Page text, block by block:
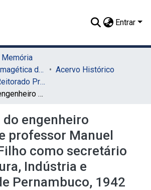
Entrar
07.2 - Coleção Imagética do SIB
Acervo Histórico
1954 a 1962 - Reitorado Prof. Manuel Rodrigues Filho
Foto oficial do engenheiro agrônomo e professor Manuel Rodrigues Filho como secretário de Agricultura, Indústria e Comércio de Pernambuco, 1942
engenheiro
professor Manuel
como secretário
Indústria e
Pernambuco, 1942